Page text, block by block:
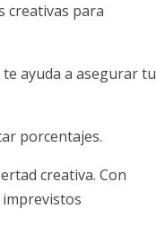
creativas para
ayuda a asegurar tu
porcentajes.
creativa. Con